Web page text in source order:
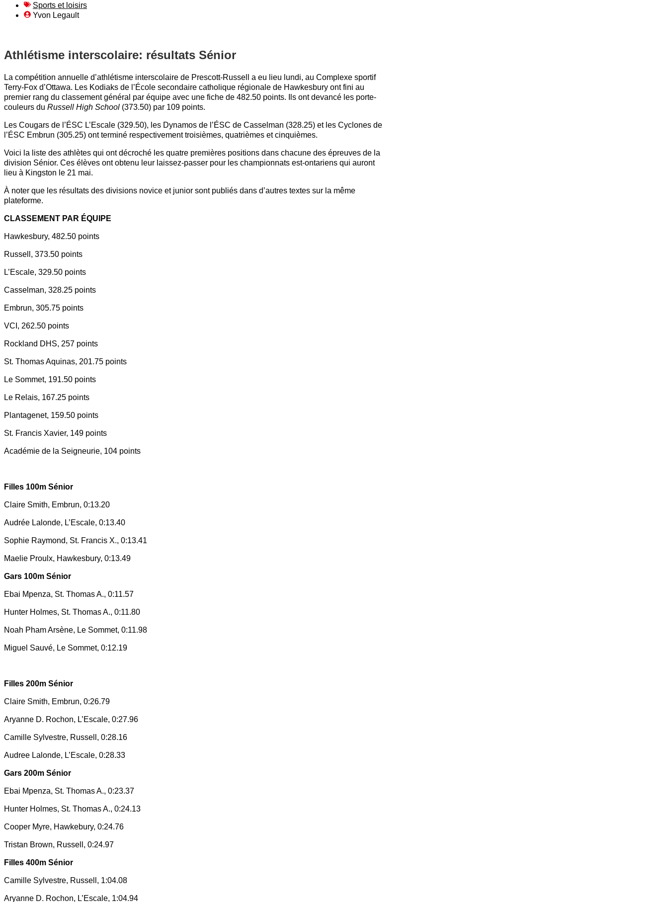
Sports et loisirs
Yvon Legault
Athlétisme interscolaire: résultats Sénior
La compétition annuelle d’athlétisme interscolaire de Prescott-Russell a eu lieu lundi, au Complexe sportif
Terry-Fox d’Ottawa. Les Kodiaks de l’École secondaire catholique régionale de Hawkesbury ont fini au
premier rang du classement général par équipe avec une fiche de 482.50 points. Ils ont devancé les porte-
couleurs du Russell High School (373.50) par 109 points.
Les Cougars de l’ÉSC L’Escale (329.50), les Dynamos de l’ÉSC de Casselman (328.25) et les Cyclones de
l’ÉSC Embrun (305.25) ont terminé respectivement troisièmes, quatrièmes et cinquièmes.
Voici la liste des athlètes qui ont décroché les quatre premières positions dans chacune des épreuves de la
division Sénior. Ces élèves ont obtenu leur laissez-passer pour les championnats est-ontariens qui auront
lieu à Kingston le 21 mai.
À noter que les résultats des divisions novice et junior sont publiés dans d’autres textes sur la même
plateforme.
CLASSEMENT PAR ÉQUIPE
Hawkesbury, 482.50 points
Russell, 373.50 points
L’Escale, 329.50 points
Casselman, 328.25 points
Embrun, 305.75 points
VCI, 262.50 points
Rockland DHS, 257 points
St. Thomas Aquinas, 201.75 points
Le Sommet, 191.50 points
Le Relais, 167.25 points
Plantagenet, 159.50 points
St. Francis Xavier, 149 points
Académie de la Seigneurie, 104 points
Filles 100m Sénior
Claire Smith, Embrun, 0:13.20
Audrée Lalonde, L’Escale, 0:13.40
Sophie Raymond, St. Francis X., 0:13.41
Maelie Proulx, Hawkesbury, 0:13.49
Gars 100m Sénior
Ebai Mpenza, St. Thomas A., 0:11.57
Hunter Holmes, St. Thomas A., 0:11.80
Noah Pham Arsène, Le Sommet, 0:11.98
Miguel Sauvé, Le Sommet, 0:12.19
Filles 200m Sénior
Claire Smith, Embrun, 0:26.79
Aryanne D. Rochon, L’Escale, 0:27.96
Camille Sylvestre, Russell, 0:28.16
Audree Lalonde, L’Escale, 0:28.33
Gars 200m Sénior
Ebai Mpenza, St. Thomas A., 0:23.37
Hunter Holmes, St. Thomas A., 0:24.13
Cooper Myre, Hawkebury, 0:24.76
Tristan Brown, Russell, 0:24.97
Filles 400m Sénior
Camille Sylvestre, Russell, 1:04.08
Aryanne D. Rochon, L’Escale, 1:04.94